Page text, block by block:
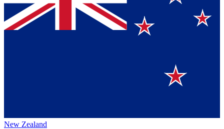
New Zealand